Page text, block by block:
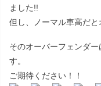
ました!!
但し、ノーマル車高だと
そのオーバーフェンダ
す。
ご期待ください！！